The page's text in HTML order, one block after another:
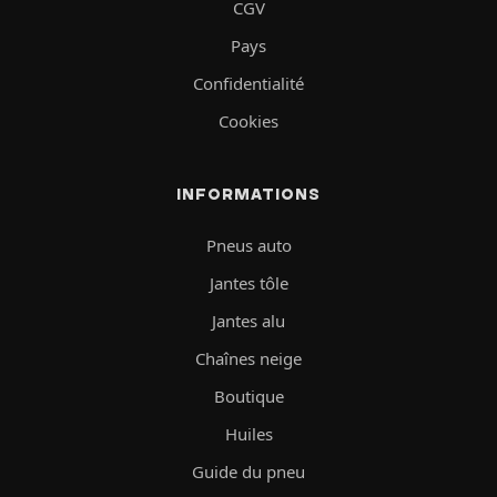
CGV
Pays
Confidentialité
Cookies
INFORMATIONS
Pneus auto
Jantes tôle
Jantes alu
Chaînes neige
Boutique
Huiles
Guide du pneu